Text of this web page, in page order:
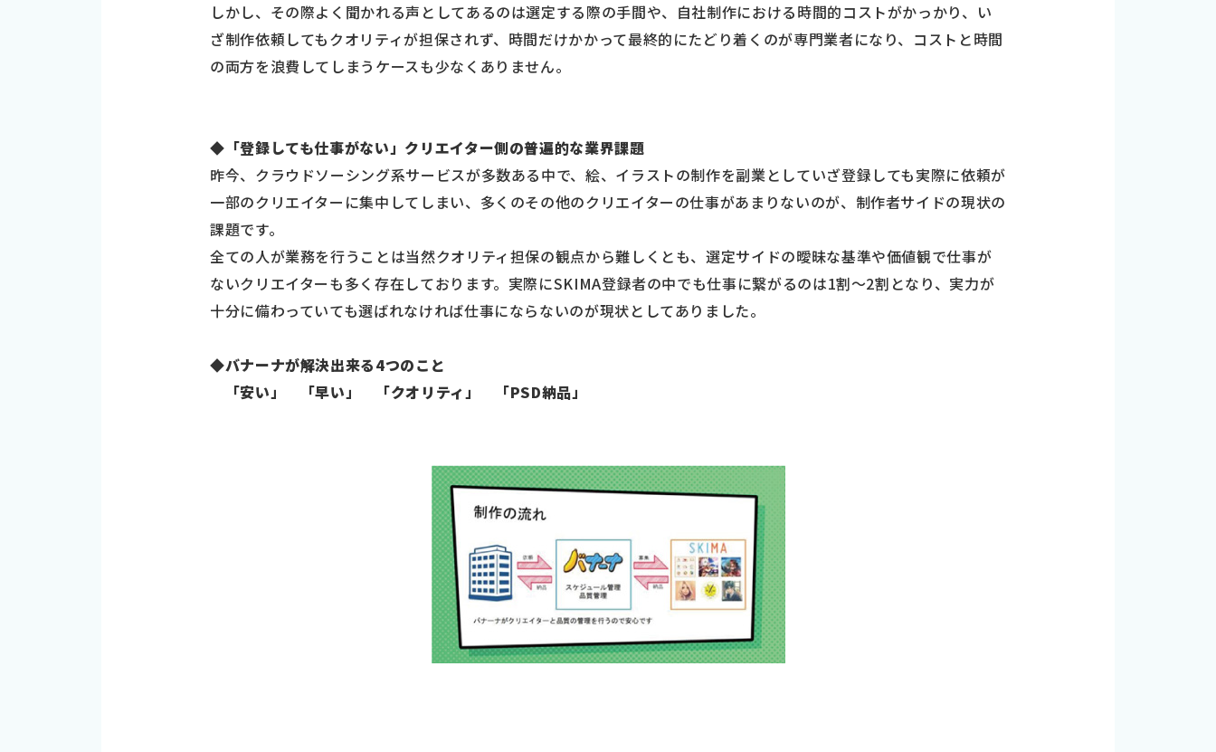
しかし、その際よく聞かれる声としてあるのは選定する際の手間や、自社制作における時間的コストがかっかり、い
ざ制作依頼してもクオリティが担保されず、時間だけかかって最終的にたどり着くのが専門業者になり、コストと時間
の両方を浪費してしまうケースも少なくありません。
◆「登録しても仕事がない」クリエイター側の普遍的な業界課題
昨今、クラウドソーシング系サービスが多数ある中で、絵、イラストの制作を副業としていざ登録しても実際に依頼が
一部のクリエイターに集中してしまい、多くのその他のクリエイターの仕事があまりないのが、制作者サイドの現状の
課題です。
全ての人が業務を行うことは当然クオリティ担保の観点から難しくとも、選定サイドの曖昧な基準や価値観で仕事が
ないクリエイターも多く存在しております。実際にSKIMA登録者の中でも仕事に繋がるのは1割～2割となり、実力が
十分に備わっていても選ばれなければ仕事にならないのが現状としてありました。
◆バナーナが解決出来る4つのこと
「安い」 「早い」 「クオリティ」 「PSD納品」